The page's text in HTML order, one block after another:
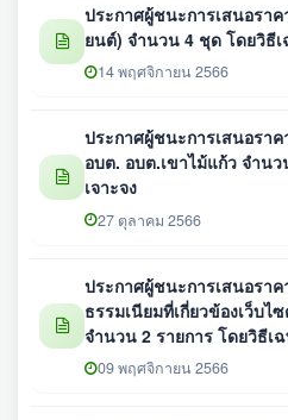
ประกาศผู้ชนะการเสนอรา
ยนต์) จำนวน 4 ชุด โดยวิธีเ
14 พฤศจิกายน 2566
ประกาศผู้ชนะการเสนอราค
อบต. อบต.เขาไม้แก้ว จำน
เจาะจง
27 ตุลาคม 2566
ประกาศผู้ชนะการเสนอรา
ธรรมเนียมที่เกี่ยวข้องเว็บไ
จำนวน 2 รายการ โดยวิธีเฉ
09 พฤศจิกายน 2566